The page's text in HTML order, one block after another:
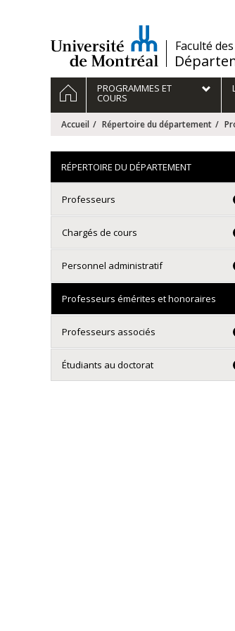
/Faculté
Navigation
principale
ACCUEILPROGRAMMES ET
COURS
Accueil Répertoire du département
RÉPERTOIRE DU DÉPARTEMENT
Professeurs
Chargés de cours
Personnel administratif
Professeurs émérites et honoraires
Professeurs associés
Étudiants au doctorat